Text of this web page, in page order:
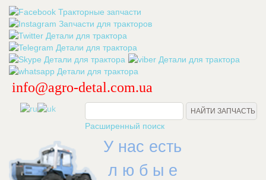
info@agro-detal.com.ua
Расширенный поиск
У нас есть
л ю б ы е